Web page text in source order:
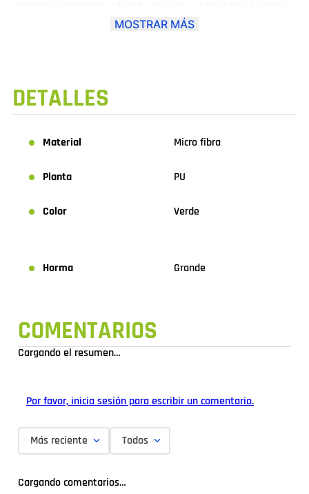
estable. Disponibles en colores versátiles como verde ,
MOSTRAR MÁS
DETALLES
Material Micro fibra
Planta PU
Color Verde
Horma Grande
COMENTARIOS
Cargando el resumen…
Por favor, inicia sesión para escribir un comentario.
Más reciente Todos
Cargando comentarios…